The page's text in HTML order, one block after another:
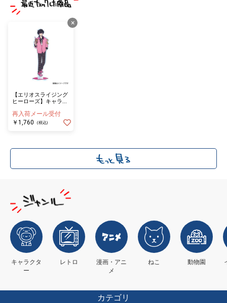
×
【エリオスライジング
ヒーローズ】キャラク
ス・ビームス
再入荷メール受付
￥1,760
(税込)
キャラクタ
ー
レトロ
漫画・アニ
メ
ねこ 動物園
カテゴリ